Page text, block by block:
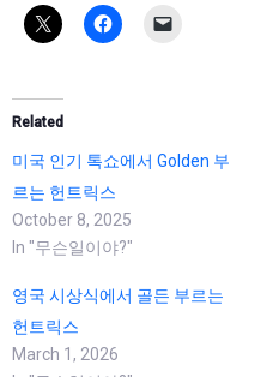
Related
미국 인기 톡쇼에서 Golden 부
르는 헌트릭스
October 8, 2025
In "무슨일이야?"
영국 시상식에서 골든 부르는
헌트릭스
March 1, 2026